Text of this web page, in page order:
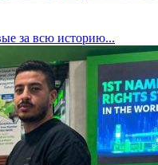
за всю историю...